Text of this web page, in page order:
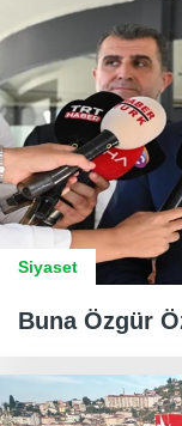
Siyaset
Buna Özgür